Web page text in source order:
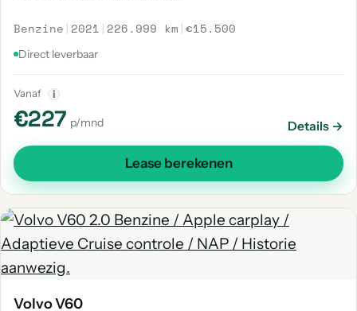
Benzine | 2021 | 226.999 km |€15.500
Direct leverbaar
Vanaf i
€227 p/mnd Details →
Lease berekenen
Volvo V60